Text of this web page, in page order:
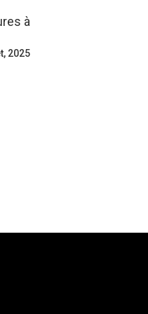
à
2025